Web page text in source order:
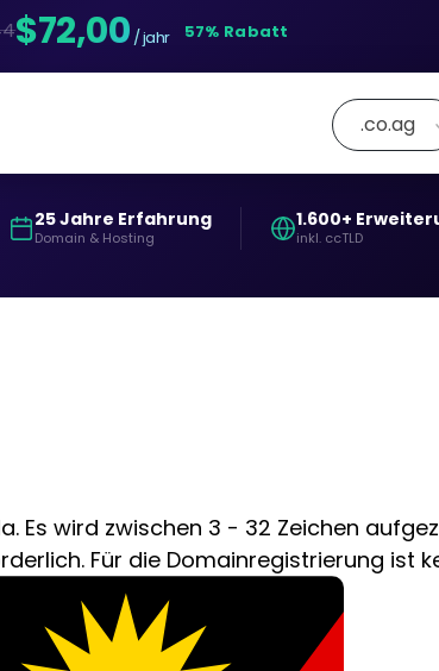
$72,00 / jahr 57% Rabatt
.co.ag
25 Jahre Erfahrung
Domain & Hosting
1.600+
inkl. ccTLD
wird zwischen 3 - 32 Zeichen
Für die Domainregistrierung ist